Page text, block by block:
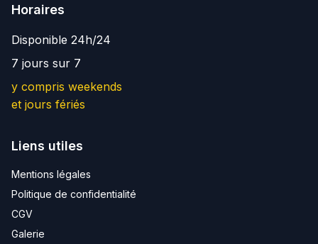
Horaires
Disponible 24h/24
7 jours sur 7
y compris weekends
et jours fériés
Liens utiles
Mentions légales
Politique de confidentialité
CGV
Galerie